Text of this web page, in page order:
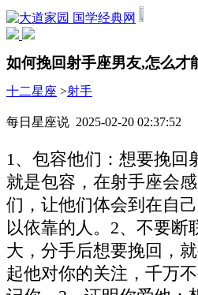
国学经典网
如何挽回射手座男友,怎么才
十二星座 >射手
每日星座说 2025-02-20 02:37:52
1、包容他们：想要挽回
就是包容，在射手座会
们，让他们体会到在自
以依靠的人。2、不要断
大，分手后想要挽回，
起他对你的关注，千万